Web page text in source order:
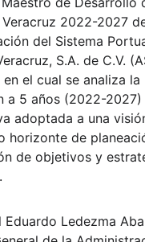
2022-2027
del Sistema
S.A. de C.V.
el cual se analiza la
a 5 años (2022-
adoptada a una
horizonte de
de objetivos y
Eduardo Ledezma